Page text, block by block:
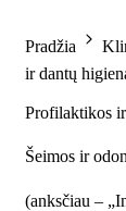
Pradžia
ir dantų
Profilaktikos
Šeimos ir
(anksčiau –